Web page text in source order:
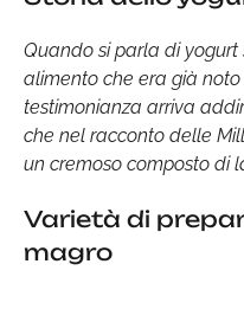
Quando si parla di
alimento che era già
testimonianza arriva
che nel racconto delle
un cremoso composto di
Varietà di
magro